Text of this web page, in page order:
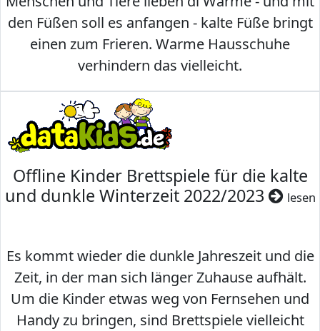
den Füßen soll es anfangen - kalte Füße bringt
einen zum Frieren. Warme Hausschuhe
verhindern das vielleicht.
Offline Kinder Brettspiele für die kalte
und dunkle Winterzeit 2022/2023
lesen
Es kommt wieder die dunkle Jahreszeit und die
Zeit, in der man sich länger Zuhause aufhält.
Um die Kinder etwas weg von Fernsehen und
Handy zu bringen, sind Brettspiele vielleicht